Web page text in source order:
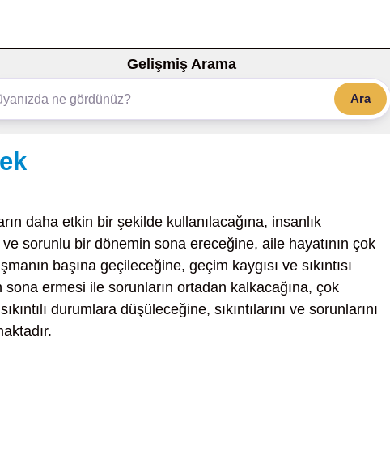
Gelişmiş Arama
Ara
daha etkin bir şekilde kullanılacağına, insanlık
sorunlu bir dönemin sona ereceğine, aile hayatının çok
başına geçileceğine, geçim kaygısı ve sıkıntısı
ermesi ile sorunların ortadan kalkacağına, çok
durumlara düşüleceğine, sıkıntılarını ve sorunlarını